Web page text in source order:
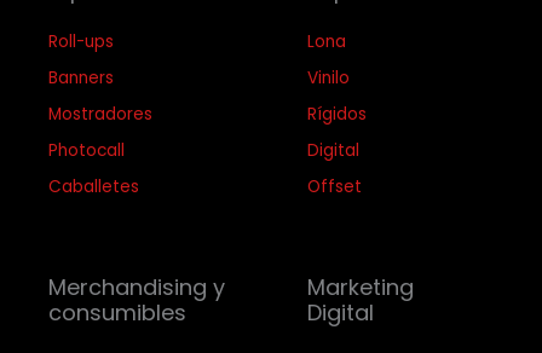
Roll-ups
Banners
Mostradores
Photocall
Caballetes
Lona
Vinilo
Rígidos
Digital
Offset
Merchandising y
consumibles
Marketing
Digital